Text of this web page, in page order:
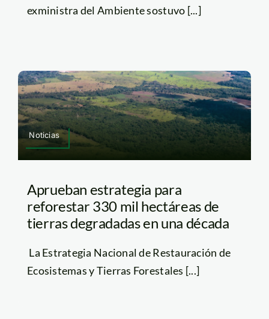
exministra del Ambiente sostuvo [...]
Noticias
Aprueban estrategia para
reforestar 330 mil hectáreas de
tierras degradadas en una década
La Estrategia Nacional de Restauración de
Ecosistemas y Tierras Forestales [...]